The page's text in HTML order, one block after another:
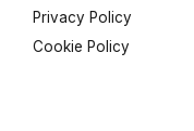
Privacy Policy
Cookie Policy